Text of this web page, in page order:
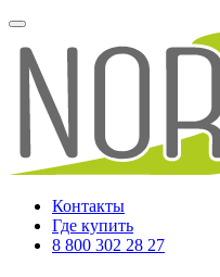
Контакты
Где купить
8 800 302 28 27